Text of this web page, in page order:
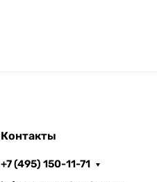
Контакты
+7 (495) 150-11-71